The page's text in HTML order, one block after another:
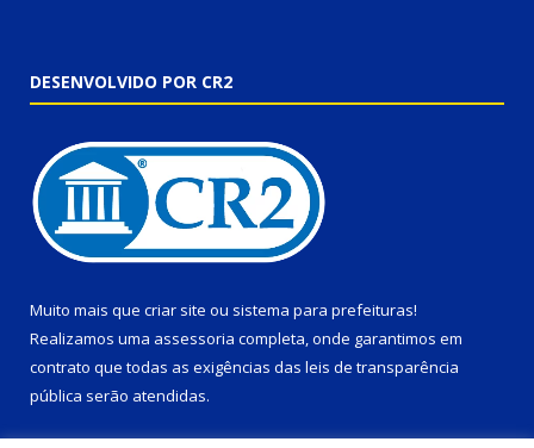
DESENVOLVIDO POR CR2
Muito mais que criar site ou sistema para prefeituras!
Realizamos uma assessoria completa, onde garantimos em
contrato que todas as exigências das leis de transparência
pública serão atendidas.